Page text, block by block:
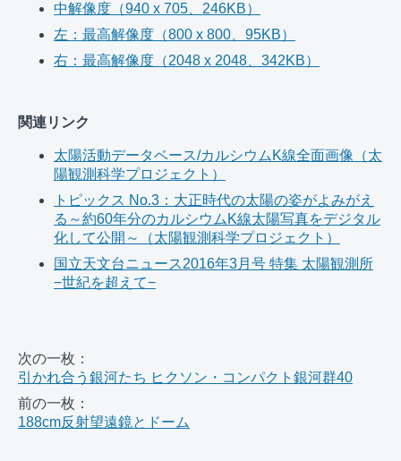
中解像度（940 x 705、246KB）
左：最高解像度（800 x 800、95KB）
右：最高解像度（2048 x 2048、342KB）
関連リンク
太陽活動データベース/カルシウムK線全面画像（太
陽観測科学プロジェクト）
トピックス No.3：大正時代の太陽の姿がよみがえ
る～約60年分のカルシウムK線太陽写真をデジタル
化して公開～（太陽観測科学プロジェクト）
国立天文台ニュース2016年3月号 特集 太陽観測所
−世紀を超えて−
次の一枚：
引かれ合う銀河たち ヒクソン・コンパクト銀河群40
前の一枚：
188cm反射望遠鏡とドーム